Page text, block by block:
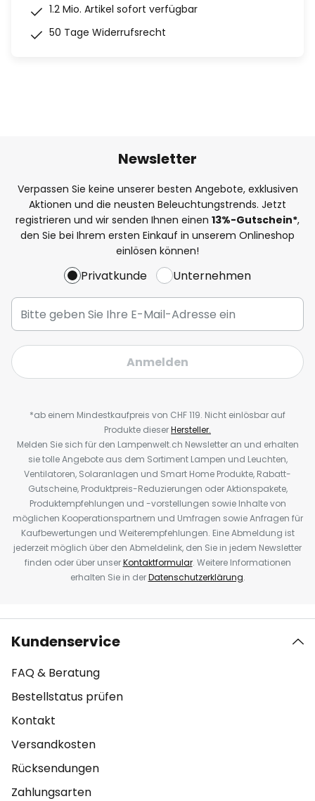
1.2 Mio. Artikel sofort verfügbar
50 Tage Widerrufsrecht
Newsletter
Verpassen Sie keine unserer besten Angebote, exklusiven
Aktionen und die neusten Beleuchtungstrends. Jetzt
registrieren und wir senden Ihnen einen 13%-Gutschein*,
den Sie bei Ihrem ersten Einkauf in unserem Onlineshop
einlösen können!
Privatkunde Unternehmen
Anmelden
*ab einem Mindestkaufpreis von CHF 119. Nicht einlösbar auf
Produkte dieserHersteller.
Melden Sie sich für den Lampenwelt.ch Newsletter an und erhalten
sie tolle Angebote aus dem Sortiment Lampen und Leuchten,
Ventilatoren, Solaranlagen und Smart Home Produkte, Rabatt-
Gutscheine, Produktpreis-Reduzierungen oder Aktionspakete,
Produktempfehlungen und -vorstellungen sowie Inhalte von
möglichen Kooperationspartnern und Umfragen sowie Anfragen für
Kaufbewertungen und Weiterempfehlungen. Eine Abmeldung ist
jederzeit möglich über den Abmeldelink, den Sie in jedem Newsletter
finden oder über unserKontaktformular. Weitere Informationen
erhalten Sie in derDatenschutzerklärung.
Kundenservice
FAQ & Beratung
Bestellstatus prüfen
Kontakt
Versandkosten
Rücksendungen
Zahlungsarten